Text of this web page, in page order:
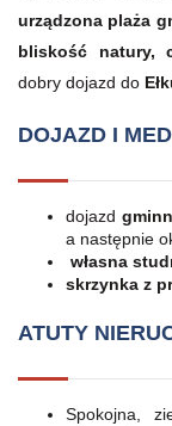
urządzona plaża
bliskość natury,
dobry dojazd do
DOJAZD I
dojazd
a następnie
własna
skrzynka z
ATUTY
Spokojna,